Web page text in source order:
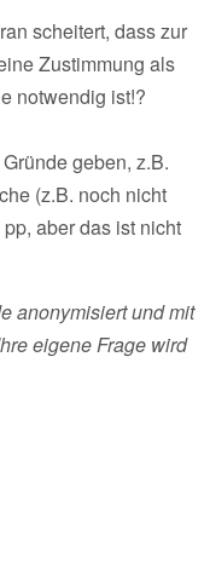
scheitert, dass zur
Zustimmung als
notwendig ist!?
geben, z.B.
(z.B. noch nicht
aber das ist nicht
anonymisiert und mit
eigene Frage wird